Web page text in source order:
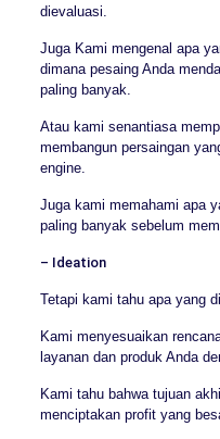
dievaluasi.
Juga Kami mengenal apa
dimana pesaing Anda
paling banyak.
Atau kami senantiasa
membangun persaingan
engine.
Juga kami memahami apa
paling banyak sebelum
– Ideation
Tetapi kami tahu apa yang
Kami menyesuaikan
layanan dan produk Anda
Kami tahu bahwa tujuan
menciptakan profit yang